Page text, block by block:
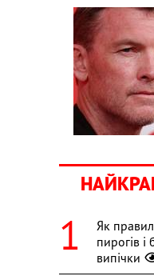
Як
пирогів і
випічки